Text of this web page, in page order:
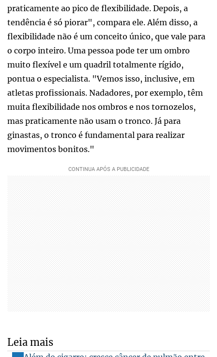
praticamente ao pico de flexibilidade. Depois, a
tendência é só piorar", compara ele. Além disso, a
flexibilidade não é um conceito único, que vale para
o corpo inteiro. Uma pessoa pode ter um ombro
muito flexível e um quadril totalmente rígido,
pontua o especialista. "Vemos isso, inclusive, em
atletas profissionais. Nadadores, por exemplo, têm
muita flexibilidade nos ombros e nos tornozelos,
mas praticamente não usam o tronco. Já para
ginastas, o tronco é fundamental para realizar
movimentos bonitos."
Leia mais